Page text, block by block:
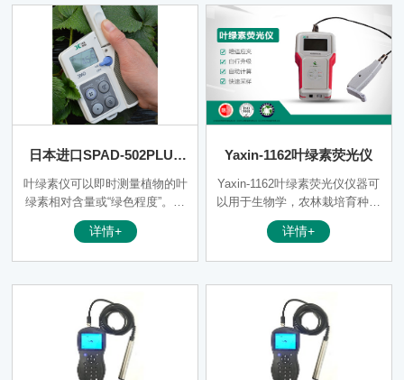
水中的叶绿素吸收单色光的能
量，释放出另外一种波长发射峰
的单色光，叶绿素发射的光强与
水中叶绿素的含量成正比。蓝绿
藻是利用蓝藻在光谱中有吸收峰
和发射峰这一特性，发射特定波
长的单色光照射到水中，水中的
出另外一种波长的单色光，蓝绿
成正比。
可以通过这种仪器来增加氮肥的
利用率，并可保护环境（防止施
加过多的氮肥而使环境特别是水
源受到污染）。
日本进口SPAD-502PLUS
叶绿素测定仪
叶绿素仪可以即时测量植物的叶
绿素相对含量或“绿色程度”。从
而可以了解植物真实的硝基要求
并且帮助您了解土壤硝基的缺乏
详情+
Yaxin-1162叶绿素荧光仪
Yaxin-1162叶绿素荧光仪仪器可
以用于生物学，农林栽培育种，
生态保护，生物耐受性，环境污
染等方面的教学和科研工作。
详情+